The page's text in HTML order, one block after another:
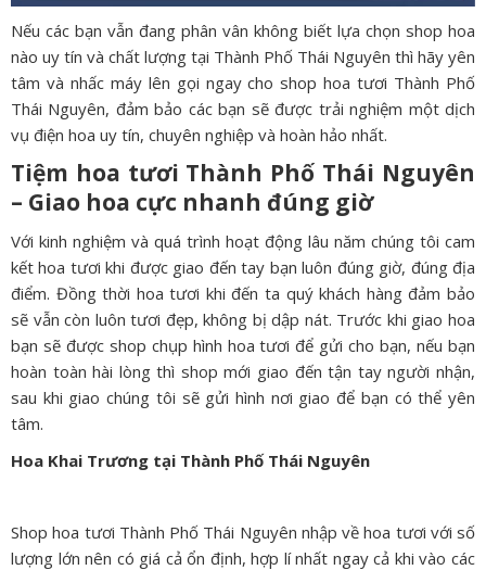
Nếu các bạn vẫn đang phân vân không biết lựa chọn shop hoa
nào uy tín và chất lượng tại Thành Phố Thái Nguyên thì hãy yên
tâm và nhấc máy lên gọi ngay cho shop hoa tươi Thành Phố
Thái Nguyên, đảm bảo các bạn sẽ được trải nghiệm một dịch
vụ điện hoa uy tín, chuyên nghiệp và hoàn hảo nhất.
Tiệm hoa tươi Thành Phố Thái Nguyên
– Giao hoa cực nhanh đúng giờ
Với kinh nghiệm và quá trình hoạt động lâu năm chúng tôi cam
kết hoa tươi khi được giao đến tay bạn luôn đúng giờ, đúng địa
điểm. Đồng thời hoa tươi khi đến ta quý khách hàng đảm bảo
sẽ vẫn còn luôn tươi đẹp, không bị dập nát. Trước khi giao hoa
bạn sẽ được shop chụp hình hoa tươi để gửi cho bạn, nếu bạn
hoàn toàn hài lòng thì shop mới giao đến tận tay người nhận,
sau khi giao chúng tôi sẽ gửi hình nơi giao để bạn có thể yên
tâm.
Hoa Khai Trương tại Thành Phố Thái Nguyên
Shop hoa tươi Thành Phố Thái Nguyên nhập về hoa tươi với số
lượng lớn nên có giá cả ổn định, hợp lí nhất ngay cả khi vào các